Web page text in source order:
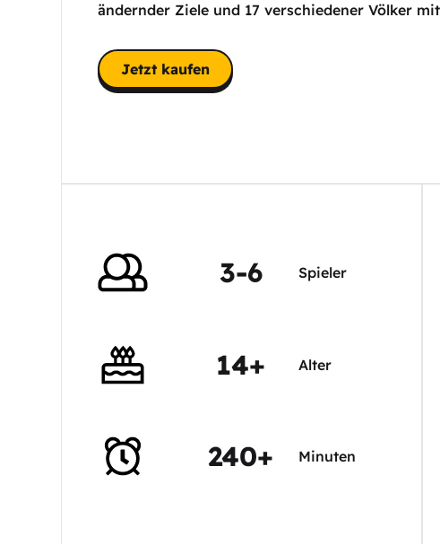
ändernder Ziele und 17 verschiedener Völker
Jetzt kaufen
3-6 Spieler
14+ Alter
240+ Minuten